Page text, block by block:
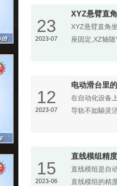
23
2023-07
XYZ悬臂直
XYZ悬臂直角
座固定,XZ轴
12
2023-07
电动滑台里
在自动化设备
导轨不如騚灵
15
2023-06
直线模组精
直线模组是自
直线模组的精